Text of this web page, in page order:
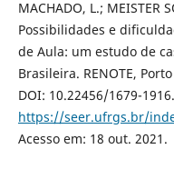
MACHADO, L.; MEISTER
Possibilidades e
de Aula: um estudo de
Brasileira. RENOTE,
DOI: 10.22456/1679-
https://seer.ufrgs.br/
Acesso em: 18 out. 2021.